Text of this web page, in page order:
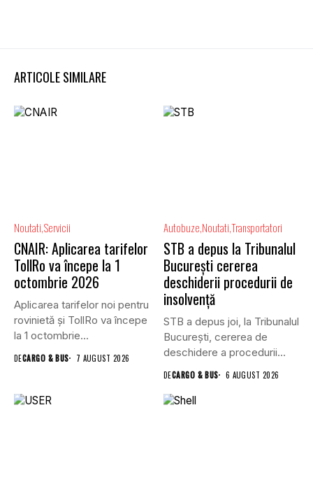
ARTICOLE SIMILARE
Noutati Servicii
CNAIR: Aplicarea tarifelor
TollRo va începe la 1
octombrie 2026
Aplicarea tarifelor noi pentru
rovinietă și TollRo va începe
la 1 octombrie...
DECARGO & BUS 7 AUGUST 2026
Autobuze NoutatiTransportatori
STB a depus la Tribunalul
București cererea
deschiderii procedurii de
insolvență
STB a depus joi, la Tribunalul
Bucureşti, cererea de
deschidere a procedurii...
DECARGO & BUS 6 AUGUST 2026